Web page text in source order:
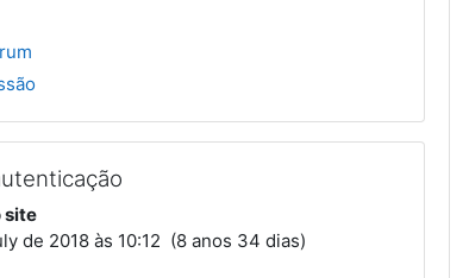
site
de 2018 às 10:12 (8 anos 34 dias)